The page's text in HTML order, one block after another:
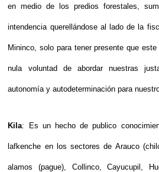
en medio de los predios forestales,
intendencia querellándose al lado de la
Mininco, solo para tener presente que
nula voluntad de abordar nuestras
autonomía y autodeterminación para
Kila: Es un hecho de publico
lafkenche en los sectores de Arauco
alamos (pague), Collinco, Cayucupil,